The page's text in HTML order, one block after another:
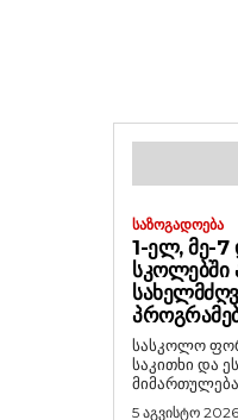
ᲡᲐᲖᲝᲒᲐᲓᲝᲔᲑᲐ
1-ᲔᲚ, ᲛᲔ-7
ᲡᲙᲝᲚᲔᲑᲨᲘ
სასკოლო
საკითხი და
მიმართულება
5 აგვისტო